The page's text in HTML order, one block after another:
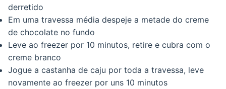
derretido
Em uma travessa média despeje a metade do creme
de chocolate no fundo
Leve ao freezer por 10 minutos, retire e cubra com o
creme branco
Jogue a castanha de caju por toda a travessa, leve
novamente ao freezer por uns 10 minutos